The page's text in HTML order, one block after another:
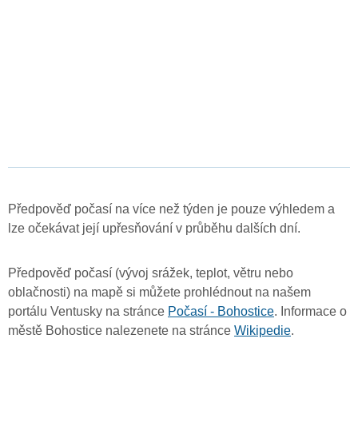
Předpověď počasí na více než týden je pouze výhledem a
lze očekávat její upřesňování v průběhu dalších dní.
Předpověď počasí (vývoj srážek, teplot, větru nebo
oblačnosti) na mapě si můžete prohlédnout na našem
portálu Ventusky na stránce Počasí - Bohostice. Informace o
městě Bohostice nalezenete na stránce Wikipedie.